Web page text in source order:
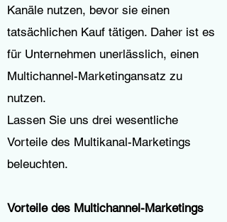
Kanäle nutzen, bevor sie einen
tatsächlichen Kauf tätigen. Daher ist es
für Unternehmen unerlässlich, einen
Multichannel-Marketingansatz zu
nutzen.
Lassen Sie uns drei wesentliche
Vorteile des Multikanal-Marketings
beleuchten.
Vorteile des Multichannel-Marketings